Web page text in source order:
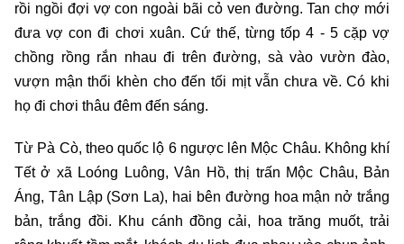
rồi ngồi đợi vợ con ngoài bãi cỏ ven đường. Tan chợ mới
đưa vợ con đi chơi xuân. Cứ thế, từng tốp 4 - 5 cặp vợ
chồng rồng rắn nhau đi trên đường, sà vào vườn đào,
vượn mận thổi khèn cho đến tối mịt vẫn chưa về. Có khi
họ đi chơi thâu đêm đến sáng.
Từ Pà Cò, theo quốc lộ 6 ngược lên Mộc Châu. Không khí
Tết ở xã Loóng Luông, Vân Hồ, thị trấn Mộc Châu, Bản
Áng, Tân Lập (Sơn La), hai bên đường hoa mận nở trắng
bản, trắng đồi. Khu cánh đồng cải, hoa trăng muốt, trải